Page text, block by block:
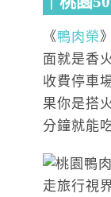
《鴨肉榮
面就是香
收費停車
果你是搭
分鐘就能